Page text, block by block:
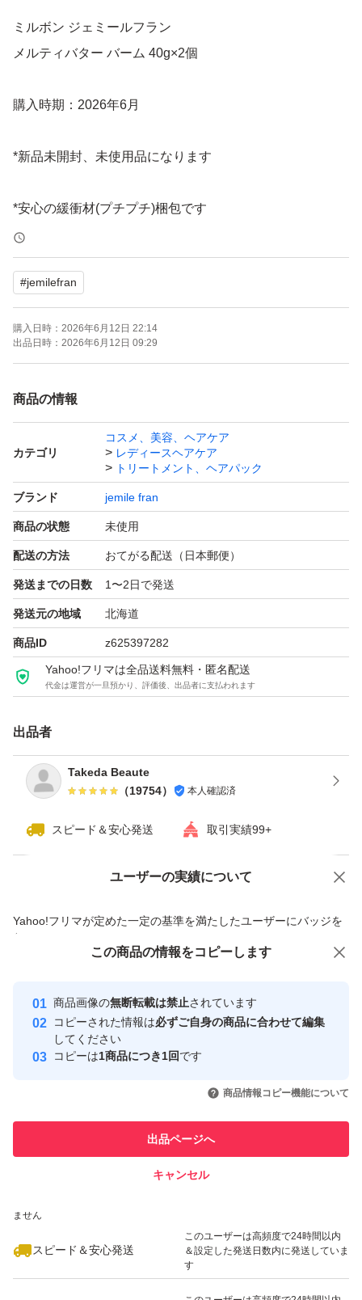
ミルボン ジェミールフラン
メルティバター バーム 40g×2個
購入時期：2026年6月
*新品未開封、未使用品になります
*安心の緩衝材(プチプチ)梱包です
*即購入OK(コメント不要)です
【商品概要】
◎夜のまとまりを朝まで維持できる洗い流さないトリート
メント シアーバターを加えた植物性バターのダブル配合
で、もっとうるおいを与えてもっとまとまる髪に
◎広がりやクセを、よりしっとりおさめたい方に
◎ハンドクリームとしても使えます
#jemilefran
購入日時： 2026年6月12日 22:14
出品日時： 2026年6月12日 09:29
商品の情報
カテゴリ
コスメ、美容、ヘアケア
レディースヘアケア
トリートメント、ヘアパック
ブランド jemile fran
商品の状態 未使用
配送の方法 おてがる配送（日本郵便）
発送までの日数 1〜2日で発送
発送元の地域 北海道
商品ID z625397282
Yahoo!フリマは全品送料無料・匿名配送
代金は運営が一旦預かり、評価後、出品者に支払われます
出品者
Takeda Beaute
（19754） 本人確認済
スピード＆安心発送 取引実績99+
ユーザーの実績について
Yahoo!フリマが定めた一定の基準を満たしたユーザーにバッジを
付与しています
安心取引出品者
心・安全なユーザーです
取引実績
引を完了させた実績があります
での取引実績があります
ません
スピード＆安心発送
このユーザーは高頻度で24時間以内
＆設定した発送日数内に発送していま
す
価格の相談 商品への質問
この商品の情報をコピーします
商品画像の無断転載は禁止されています
コピーされた情報は必ずご自身の商品に合わせて編集
してください
コピーは1商品につき1回です
商品情報コピー機能について
出品ページへ
キャンセル
この商品をみている人にオススメ